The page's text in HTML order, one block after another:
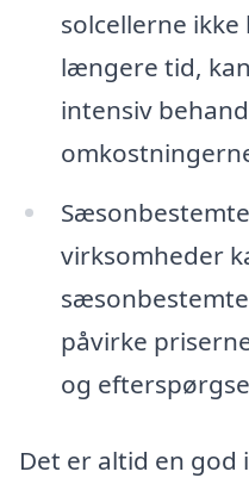
solcellerne
længere tid,
intensiv
virksomheder
påvirke
og
Det er altid en